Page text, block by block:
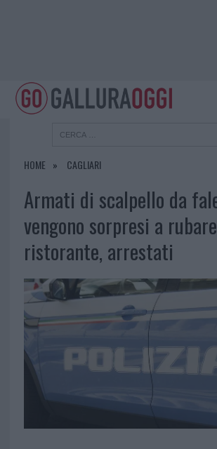
HOME CAGLIARI
Armati di scalpello da
vengono sorpresi a
ristorante, arrestati